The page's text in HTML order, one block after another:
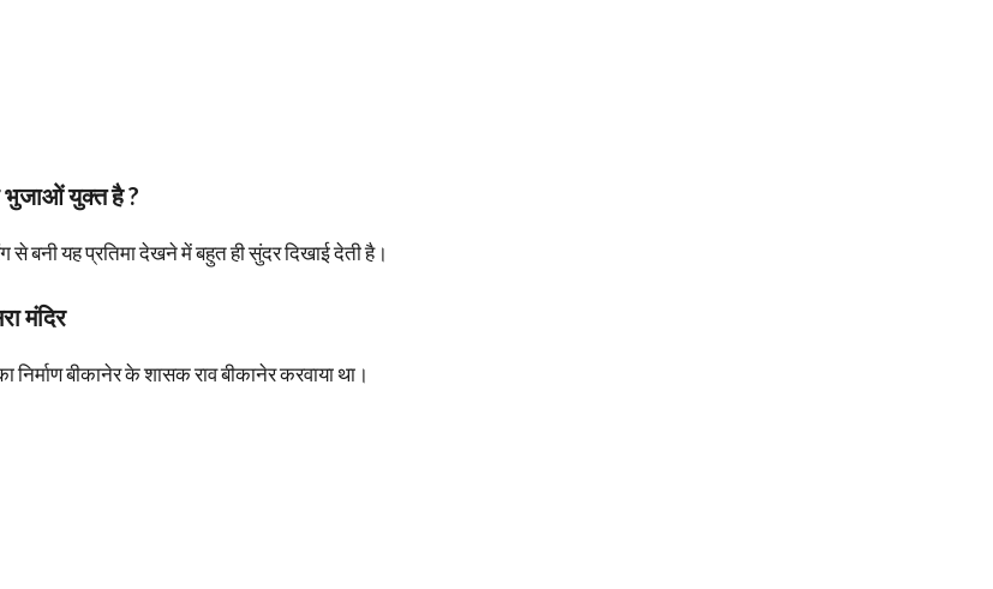
भुजाओं युक्त है ?
बनी यह प्रतिमा देखने में बहुत ही सुंदर दिखाई देती है।
मंदिर
बीकानेर के शासक राव बीकानेर करवाया था।